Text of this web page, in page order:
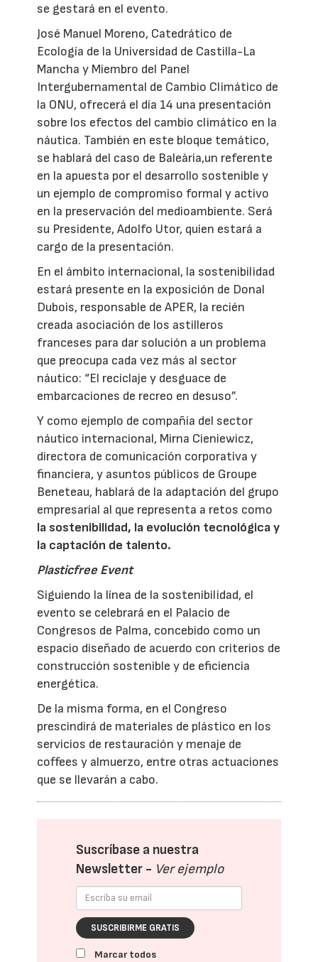
se gestará en el evento.
José Manuel Moreno, Catedrático de
Ecología de la Universidad de Castilla-La
Mancha y Miembro del Panel
Intergubernamental de Cambio Climático de
la ONU, ofrecerá el día 14 una presentación
sobre los efectos del cambio climático en la
náutica. También en este bloque temático,
se hablará del caso de Baleària,un referente
en la apuesta por el desarrollo sostenible y
un ejemplo de compromiso formal y activo
en la preservación del medioambiente. Será
su Presidente, Adolfo Utor, quien estará a
cargo de la presentación.
En el ámbito internacional, la sostenibilidad
estará presente en la exposición de Donal
Dubois, responsable de APER, la recién
creada asociación de los astilleros
franceses para dar solución a un problema
que preocupa cada vez más al sector
náutico: “El reciclaje y desguace de
embarcaciones de recreo en desuso”.
Y como ejemplo de compañía del sector
náutico internacional, Mirna Cieniewicz,
directora de comunicación corporativa y
financiera, y asuntos públicos de Groupe
Beneteau, hablará de la adaptación del grupo
empresarial al que representa a retos como
la sostenibilidad, la evolución tecnológica y
la captación de talento.
Plasticfree Event
Siguiendo la línea de la sostenibilidad, el
evento se celebrará en el Palacio de
Congresos de Palma, concebido como un
espacio diseñado de acuerdo con criterios de
construcción sostenible y de eficiencia
energética.
De la misma forma, en el Congreso
prescindirá de materiales de plástico en los
servicios de restauración y menaje de
coffees y almuerzo, entre otras actuaciones
que se llevarán a cabo.
Suscríbase a nuestra
Newsletter - Ver ejemplo
SUSCRIBIRME GRATIS
Marcar todos